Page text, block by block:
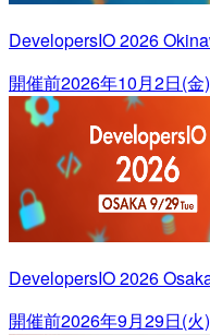
DevelopersIO 2026
開催前2026年10月2日(金
DevelopersIO 2026
開催前2026年9月29日(火